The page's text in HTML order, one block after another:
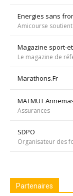
Energies sans
Magazine sport-
Marathons.Fr
MATMUT
Assurances
SDPO
Partenaires